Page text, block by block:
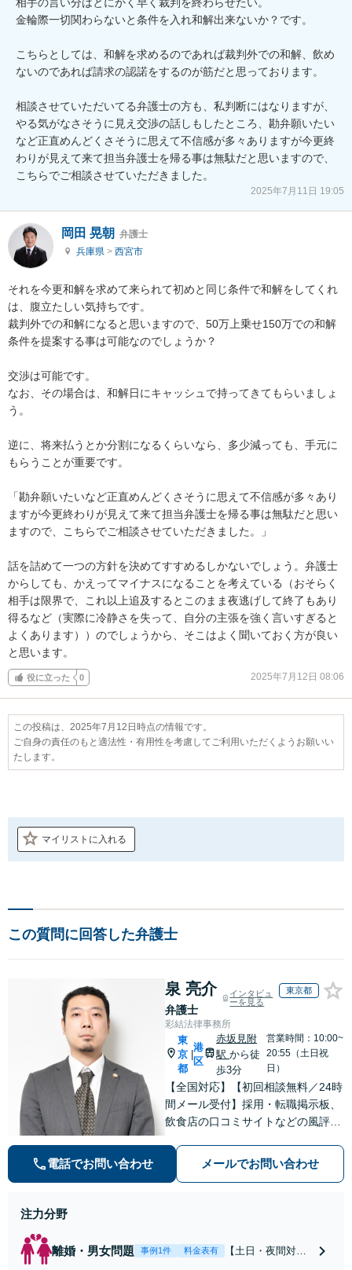
金輪際一切関わらないと条件を入れ和解出来ないか？です。
こちらとしては、和解を求めるのであれば裁判外での和解、飲め
ないのであれば請求の認諾をするのが筋だと思っております。
相談させていただいてる弁護士の方も、私判断にはなりますが、
やる気がなさそうに見え交渉の話しもしたところ、勘弁願いたい
など正直めんどくさそうに思えて不信感が多々ありますが今更終
わりが見えて来て担当弁護士を帰る事は無駄だと思いますので、
こちらでご相談させていただきました。
2025年7月11日 19:05
岡田 晃朝 弁護士
兵庫県 > 西宮市
それを今更和解を求めて来られて初めと同じ条件で和解をしてくれ
は、腹立たしい気持ちです。
裁判外での和解になると思いますので、50万上乗せ150万での和解
条件を提案する事は可能なのでしょうか？
交渉は可能です。
なお、その場合は、和解日にキャッシュで持ってきてもらいましょ
う。
逆に、将来払うとか分割になるくらいなら、多少減っても、手元に
もらうことが重要です。
「勘弁願いたいなど正直めんどくさそうに思えて不信感が多々あり
ますが今更終わりが見えて来て担当弁護士を帰る事は無駄だと思い
ますので、こちらでご相談させていただきました。」
話を詰めて一つの方針を決めてすすめるしかないでしょう。弁護士
からしても、かえってマイナスになることを考えている（おそらく
相手は限界で、これ以上追及するとこのまま夜逃げして終了もあり
得るなど（実際に冷静さを失って、自分の主張を強く言いすぎると
よくあります））のでしょうから、そこはよく聞いておく方が良い
と思います。
役に立った 0 2025年7月12日 08:06
この投稿は、2025年7月12日時点の情報です。
ご自身の責任のもと適法性・有用性を考慮してご利用いただくようお願いい
たします。
マイリストに入れる
この質問に回答した弁護士
泉 亮介
弁護士
インタビュ
ーを見る
東京都
彩結法律事務所
東
京
都
港
区
赤坂見附
駅 から徒
歩3分
営業時間：10:00~
20:55（土日祝
日）
【全国対応】【初回相談無料／24時
間メール受付】採用・転職掲示板、
飲食店の口コミサイトなどの風評被
の種類を問わず相談可。可能な限り
早期対応で駆けつけサポート【労
電話でお問い合わせ メールでお問い合わせ
注力分野
離婚・男女問題 事例1件 料金表有
【土日・夜間対応